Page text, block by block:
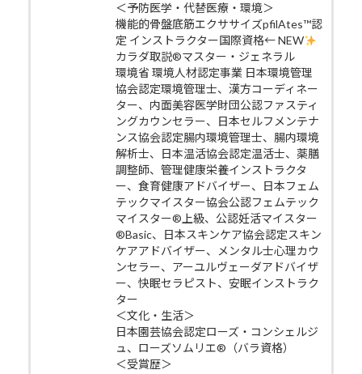
＜予防医学・代替医療・環境＞
機能的骨盤底筋エクササイズpfilAtes™認
定 インストラクター国際資格← NEW
カラダ取説®マスター・ジェネラル
環境省 環境人材認定事業 日本環境管理
協会認定環境管理士、漢方コーディネー
ター、内面美容医学財団公認ファスティ
ングカウンセラー、日本セルフメンテナ
ンス協会認定腸内環境管理士、腸内環境
解析士、日本温活協会認定温活士、薬膳
調整師、管理健康栄養インストラクタ
ー、食育健康アドバイザー、日本フェム
テックマイスター協会公認フェムテック
マイスター®上級、公認妊活マイスター
®Basic、日本スキンケア協会認定スキン
ケアアドバイザー、メンタル士心理カウ
ンセラー、アーユルヴェーダアドバイザ
ー、快眠セラピスト、安眠インストラク
ター
＜文化・生活＞
日本園芸協会認定ローズ・コンシェルジ
ュ、ローズソムリエ®（バラ資格）
＜受賞歴＞